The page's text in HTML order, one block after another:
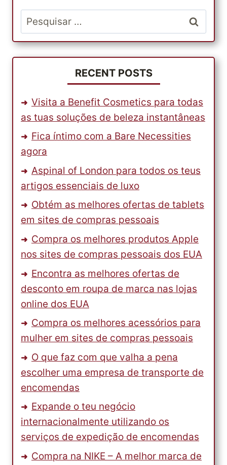
AS
TUAS
SOLUÇÕES
DE
BELEZA
INSTANTÂNEAS
Pesquisar
por:
RECENT POSTS
Visita a Benefit Cosmetics para todas
as tuas soluções de beleza instantâneas
Fica íntimo com a Bare Necessities
agora
Aspinal of London para todos os teus
artigos essenciais de luxo
Obtém as melhores ofertas de tablets
em sites de compras pessoais
Compra os melhores produtos Apple
nos sites de compras pessoais dos EUA
Encontra as melhores ofertas de
desconto em roupa de marca nas lojas
online dos EUA
Compra os melhores acessórios para
mulher em sites de compras pessoais
O que faz com que valha a pena
escolher uma empresa de transporte de
encomendas
Expande o teu negócio
internacionalmente utilizando os
serviços de expedição de encomendas
Compra na NIKE – A melhor marca de